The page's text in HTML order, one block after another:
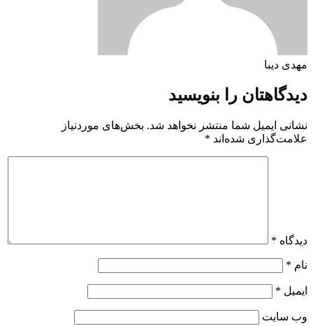
مهدی دیبا
دیدگاهتان را بنویسید
نشانی ایمیل شما منتشر نخواهد شد. بخش‌های موردنیاز
علامت‌گذاری شده‌اند *
دیدگاه *
نام *
ایمیل *
وب‌ سایت